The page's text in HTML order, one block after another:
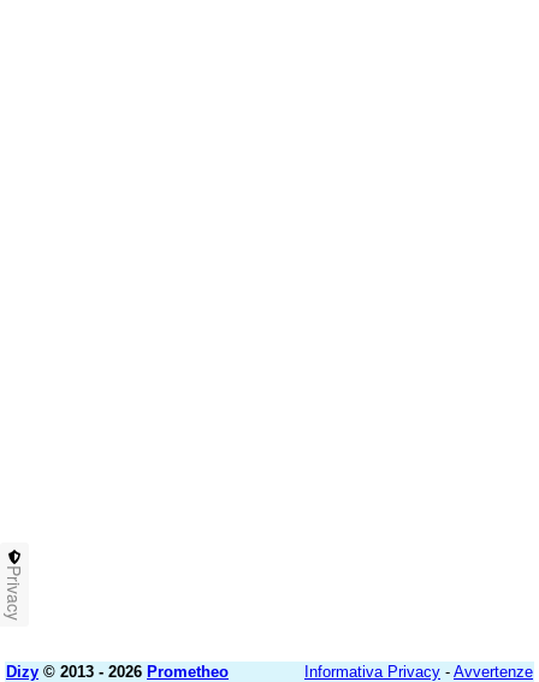
Dizy © 2013 - 2026 Prometheo Informativa Privacy - Avvertenze
Privacy